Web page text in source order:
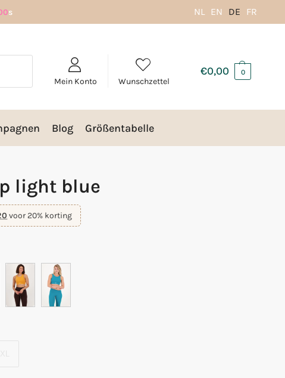
s NL EN DE FR
Mein Konto Wunschzettel
€0,00 0
Blog Größentabelle
light blue
voor 20% korting